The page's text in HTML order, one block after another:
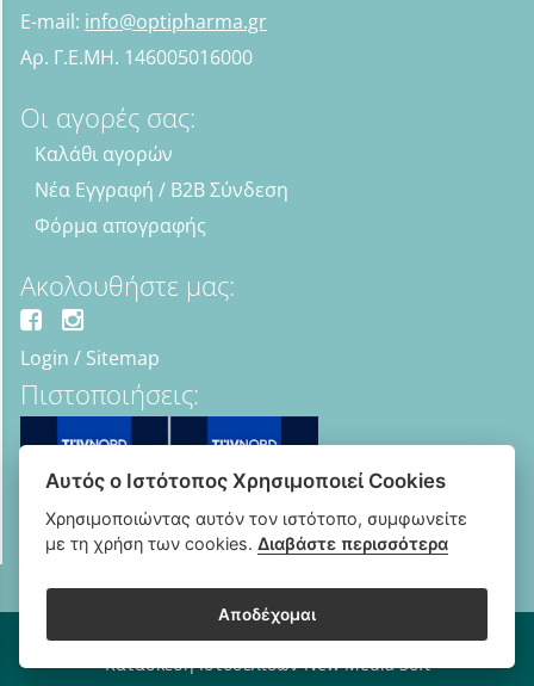
E-mail: info@optipharma.gr
Αρ. Γ.Ε.ΜΗ. 146005016000
Οι αγορές σας:
Καλάθι αγορών
Νέα Εγγραφή / B2B Σύνδεση
Φόρμα απογραφής
Ακολουθήστε μας:
Login / Sitemap
Πιστοποιήσεις:
Copyright © 2018 - 2026 B2B Οπτικά - Optipharma e-shop
Κατασκευή Ιστοσελίδων New Media Soft
Αυτός ο Ιστότοπος Χρησιμοποιεί Cookies
Χρησιμοποιώντας αυτόν τον ιστότοπο, συμφωνείτε
με τη χρήση των cookies.Διαβάστε περισσότερα
Αποδέχομαι